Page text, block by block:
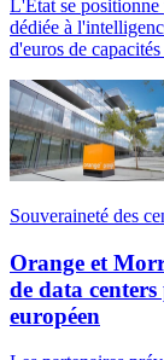
L'État se
dédiée à
d'euros de
Souveraineté des
Orange et
de data
européen